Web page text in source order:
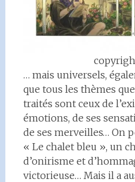
… mais universels,
que tous les thèmes
traités sont ceux de
émotions, de ses
de ses merveilles… On
« Le chalet bleu », un
d’onirisme et
victorieuse… Mais il a